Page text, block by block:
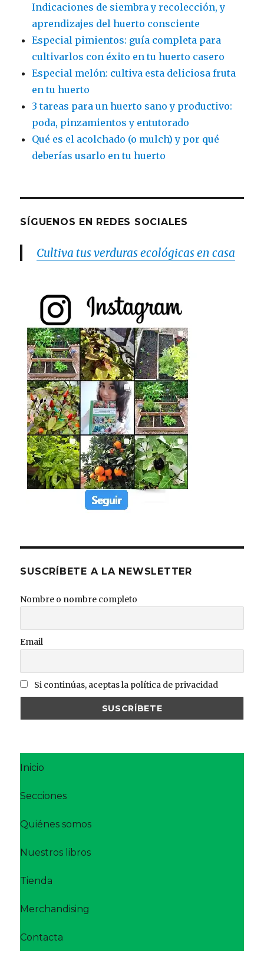
Indicaciones de siembra y recolección, y
aprendizajes del huerto consciente
Especial pimientos: guía completa para
cultivarlos con éxito en tu huerto casero
Especial melón: cultiva esta deliciosa fruta
en tu huerto
3 tareas para un huerto sano y productivo:
poda, pinzamientos y entutorado
Qué es el acolchado (o mulch) y por qué
deberías usarlo en tu huerto
SÍGUENOS EN REDES SOCIALES
Cultiva tus verduras ecológicas en casa
SUSCRÍBETE A LA NEWSLETTER
Nombre o nombre completo
Email
Si continúas, aceptas la política de privacidad
Inicio
Secciones
Quiénes somos
Nuestros libros
Tienda
Merchandising
Contacta